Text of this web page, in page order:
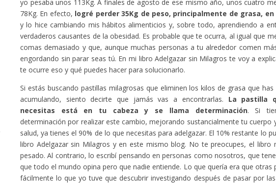
yo pesaba unos 113Kg. A finales de agosto de ese mismo año, unos cuatro
78Kg. En efecto, logré perder 35Kg de peso, principalmente de grasa,
y lo hice cambiando mis hábitos alimenticios y, sobre todo, aprendiendo a
verdaderos causantes de la obesidad. Es probable que te ocurra, al igual que
comas demasiado y que, aunque muchas personas a tu alrededor comen
engordando sin parar seas tú. En mi libro Adelgazar sin Milagros te voy a
te ocurre eso y qué puedes hacer para solucionarlo.
Si estás buscando pastillas milagrosas que eliminen los kilos de grasa que has
acumulando, siento decirte que jamás vas a encontrarlas. La pastilla
necesitas está en tu cabeza y se llama determinación. Si
determinación por realizar este cambio, mejorando sustancialmente tu cuerpo
salud, ya tienes el 90% de lo que necesitas para adelgazar. El 10% restante lo
libro Adelgazar sin Milagros y en este mismo blog. No te preocupes, el libro
pesado. Al contrario, lo escribí pensando en personas como nosotros, que
que todo el mundo opina pero que nadie entiende. Lo que quería era que otras
fácilmente lo que yo tuve que descubrir investigando después de pasar por